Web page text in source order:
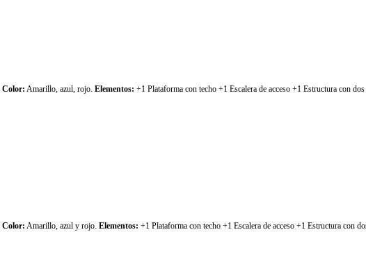
Color: Amarillo, azul, rojo. Elementos: +1 Plataforma con techo +1 Escalera de acceso +1 Estructura con
Color: Amarillo, azul y rojo. Elementos: +1 Plataforma con techo +1 Escalera de acceso +1 Estructura con